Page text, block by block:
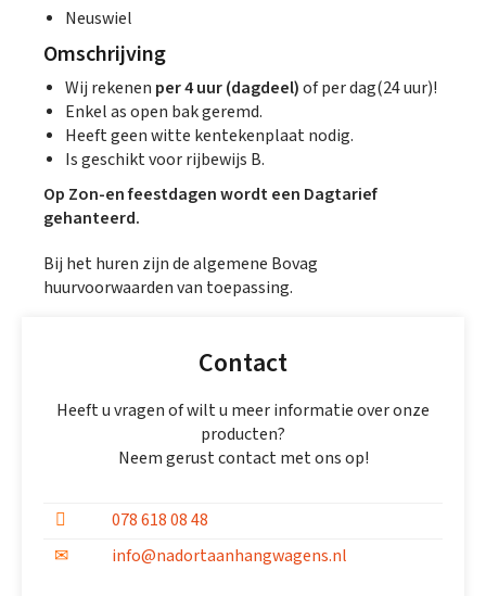
Neuswiel
Omschrijving
Wij rekenen per 4 uur (dagdeel)of per dag(24 uur)!
Enkel as open bak geremd.
Heeft geen witte kentekenplaat nodig.
Is geschikt voor rijbewijs B.
Op Zon-en feestdagen wordt een Dagtarief
gehanteerd.
Bij het huren zijn de algemene Bovag
huurvoorwaarden van toepassing.
Contact
Heeft u vragen of wilt u meer informatie over onze
producten?
Neem gerust contact met ons op!
078 618 08 48
info@nadortaanhangwagens.nl